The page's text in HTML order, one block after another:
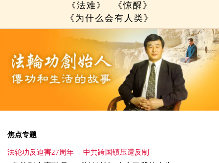
《法难》
《惊醒》
《为什么会有人类》
焦点专题
法轮功反迫害27周年 中共跨国镇压遭反制